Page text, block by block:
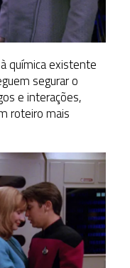
química existente
segurar o
e interações,
roteiro mais